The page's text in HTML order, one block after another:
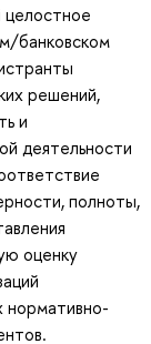
банковском
решений,
и
деятельности
полноты,
оценку
нормативно-